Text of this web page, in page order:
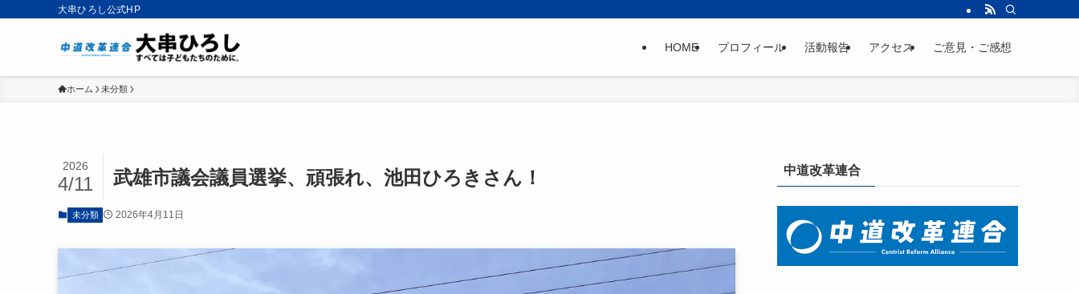
大串ひろし公式HP
HOME プロフィール 活動報告 アクセス ご意見・ご感想
ホーム 未分類
武雄市議会議員選挙、頑張れ、池田ひろきさん！
2026
4/11
未分類 2026年4月11日
中道改革連合